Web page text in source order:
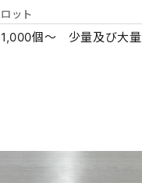
ロット
1,000個～ 少量及び大量